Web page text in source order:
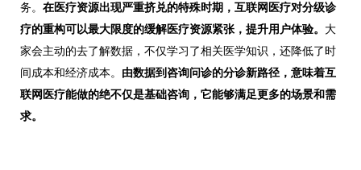
务。 在医疗资源出现严重挤兑的特殊时期，互联网医疗对分级诊
疗的重构可以最大限度的缓解医疗资源紧张，提升用户体验。 大
家会主动的去了解数据，不仅学习了相关医学知识，还降低了时
间成本和经济成本。 由数据到咨询问诊的分诊新路径，意味着互
联网医疗能做的绝不仅是基础咨询，它能够满足更多的场景和需
求。